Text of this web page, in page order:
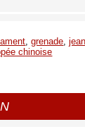
,grenade,
chinoise